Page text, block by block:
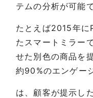
テムの分析が可能で
たとえば2015年
たスマートミラー
せた別色の商品を
約90%のエンゲー
は、顧客が提示し